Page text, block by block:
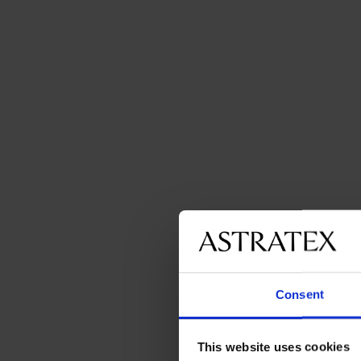
Consent
This website uses cookies